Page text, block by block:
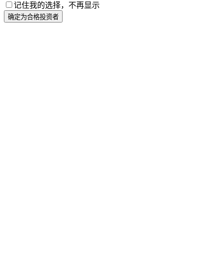
记住我的选择，不再显示
确定为合格投资者